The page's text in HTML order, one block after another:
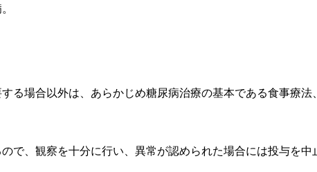
る場合以外は、あらかじめ糖尿病治療の基本である食事療
で、観察を十分に行い、異常が認められた場合には投与を中